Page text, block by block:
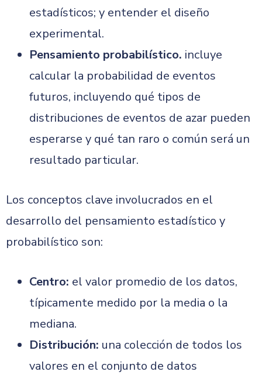
estadísticos; y entender el diseño
experimental.
Pensamiento probabilístico. incluye
calcular la probabilidad de eventos
futuros, incluyendo qué tipos de
distribuciones de eventos de azar pueden
esperarse y qué tan raro o común será un
resultado particular.
Los conceptos clave involucrados en el
desarrollo del pensamiento estadístico y
probabilístico son:
Centro: el valor promedio de los datos,
típicamente medido por la media o la
mediana.
Distribución: una colección de todos los
valores en el conjunto de datos